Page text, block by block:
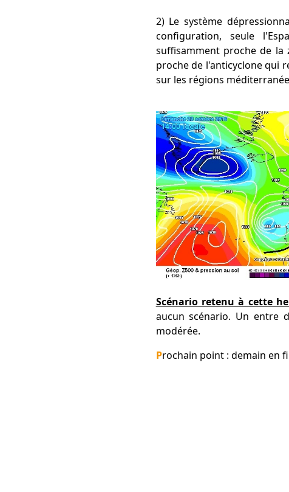
2) Le système
configuration, seule
suffisamment proche de la
proche de l'anticyclone qui
sur les régions
Scénario retenu à cette
aucun scénario. Un entre
modérée.
Prochain point : demain en